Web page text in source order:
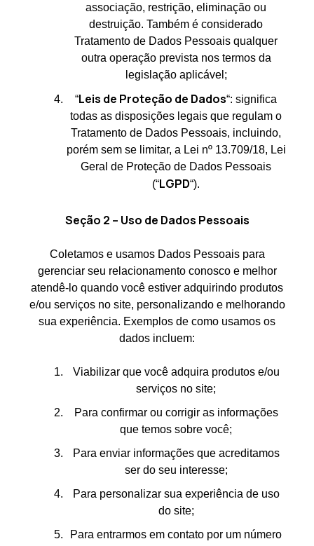
associação, restrição, eliminação ou
destruição. Também é considerado
Tratamento de Dados Pessoais qualquer
outra operação prevista nos termos da
legislação aplicável;
“Leis de Proteção de Dados“: significa
todas as disposições legais que regulam o
Tratamento de Dados Pessoais, incluindo,
porém sem se limitar, a Lei nº 13.709/18, Lei
Geral de Proteção de Dados Pessoais
(“LGPD“).
Seção 2 – Uso de Dados Pessoais
Coletamos e usamos Dados Pessoais para
gerenciar seu relacionamento conosco e melhor
atendê-lo quando você estiver adquirindo produtos
e/ou serviços no site, personalizando e melhorando
sua experiência. Exemplos de como usamos os
dados incluem:
Viabilizar que você adquira produtos e/ou
serviços no site;
Para confirmar ou corrigir as informações
que temos sobre você;
Para enviar informações que acreditamos
ser do seu interesse;
Para personalizar sua experiência de uso
do site;
Para entrarmos em contato por um número